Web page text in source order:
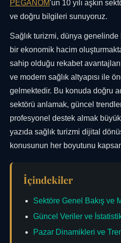
PEGANOM'un 10 yılı aşkın
ve doğru bilgileri sunuyoruz.
Sağlık turizmi, dünya genelinde
bir ekonomik hacim
sahip olduğu rekabet
ve modern sağlık altyapısı ile
gelmektedir. Bu konuda doğru
sektörü anlamak, güncel
profesyonel destek almak büyük
yazıda sağlık turizmi dijital
konusunun her boyutunu
İçindekiler
Sektöre Genel Bakış ve
Güncel Veriler ve
Pazar Dinamikleri ve